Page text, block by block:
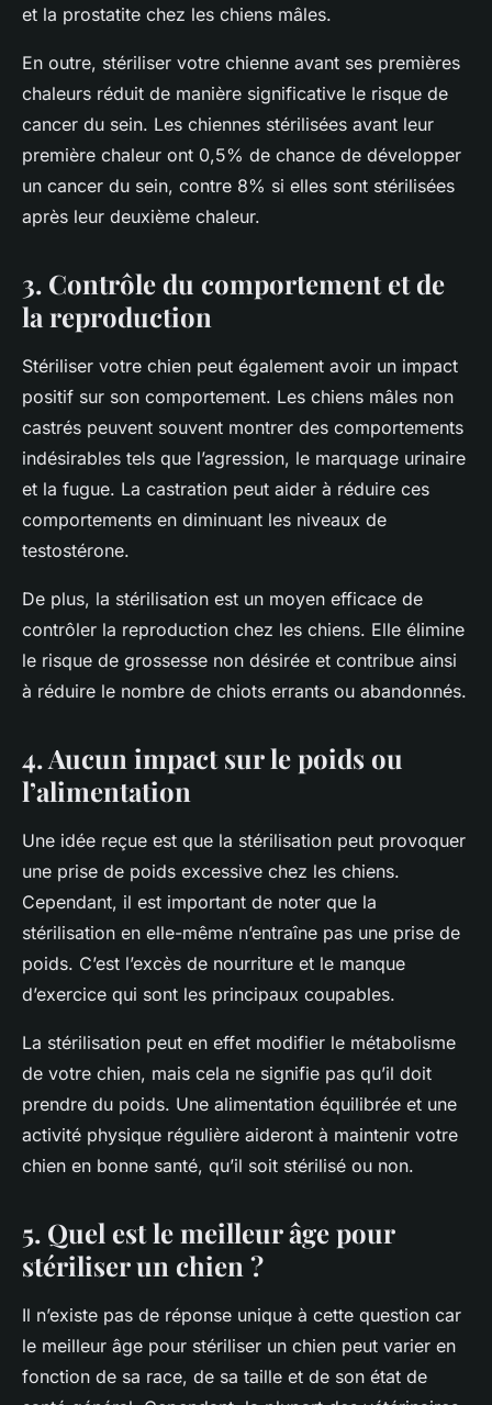
et la prostatite chez les chiens mâles.
En outre, stériliser votre chienne avant ses premières
chaleurs réduit de manière significative le risque de
cancer du sein. Les chiennes stérilisées avant leur
première chaleur ont 0,5% de chance de développer
un cancer du sein, contre 8% si elles sont stérilisées
après leur deuxième chaleur.
3. Contrôle du comportement et de
la reproduction
Stériliser votre chien peut également avoir un impact
positif sur son comportement. Les chiens mâles non
castrés peuvent souvent montrer des comportements
indésirables tels que l’agression, le marquage urinaire
et la fugue. La castration peut aider à réduire ces
comportements en diminuant les niveaux de
testostérone.
De plus, la stérilisation est un moyen efficace de
contrôler la reproduction chez les chiens. Elle élimine
le risque de grossesse non désirée et contribue ainsi
à réduire le nombre de chiots errants ou abandonnés.
4. Aucun impact sur le poids ou
l’alimentation
Une idée reçue est que la stérilisation peut provoquer
une prise de poids excessive chez les chiens.
Cependant, il est important de noter que la
stérilisation en elle-même n’entraîne pas une prise de
poids. C’est l’excès de nourriture et le manque
d’exercice qui sont les principaux coupables.
La stérilisation peut en effet modifier le métabolisme
de votre chien, mais cela ne signifie pas qu’il doit
prendre du poids. Une alimentation équilibrée et une
activité physique régulière aideront à maintenir votre
chien en bonne santé, qu’il soit stérilisé ou non.
5. Quel est le meilleur âge pour
stériliser un chien ?
Il n’existe pas de réponse unique à cette question car
le meilleur âge pour stériliser un chien peut varier en
fonction de sa race, de sa taille et de son état de